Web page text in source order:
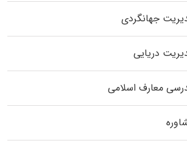
جهانگردی
دریایی
معارف اسلامی